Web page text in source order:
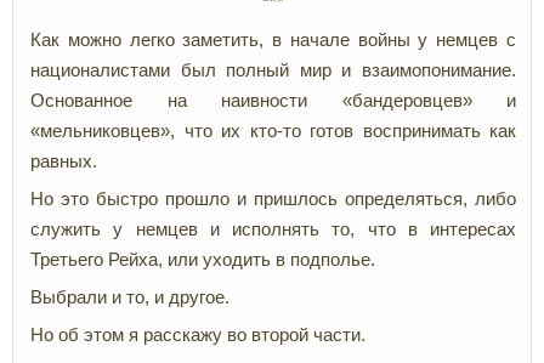
Как можно легко заметить, в начале войны у немцев с
националистами был полный мир и взаимопонимание.
Основанное на наивности «бандеровцев» и
«мельниковцев», что их кто-то готов воспринимать как
равных.
Но это быстро прошло и пришлось определяться, либо
служить у немцев и исполнять то, что в интересах
Третьего Рейха, или уходить в подполье.
Выбрали и то, и другое.
Но об этом я расскажу во второй части.